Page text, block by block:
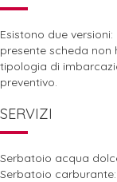
Esistono due
presente scheda
tipologia di
preventivo.
SERVIZI
Serbatoio acqua
Serbatoio